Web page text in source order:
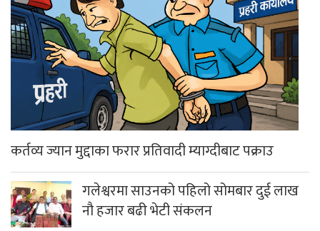
कर्तव्य ज्यान मुद्दाका फरार प्रतिवादी म्याग्दीबाट पक्राउ
गलेश्वरमा साउनको पहिलो सोमबार दुई लाख
नौ हजार बढी भेटी संकलन